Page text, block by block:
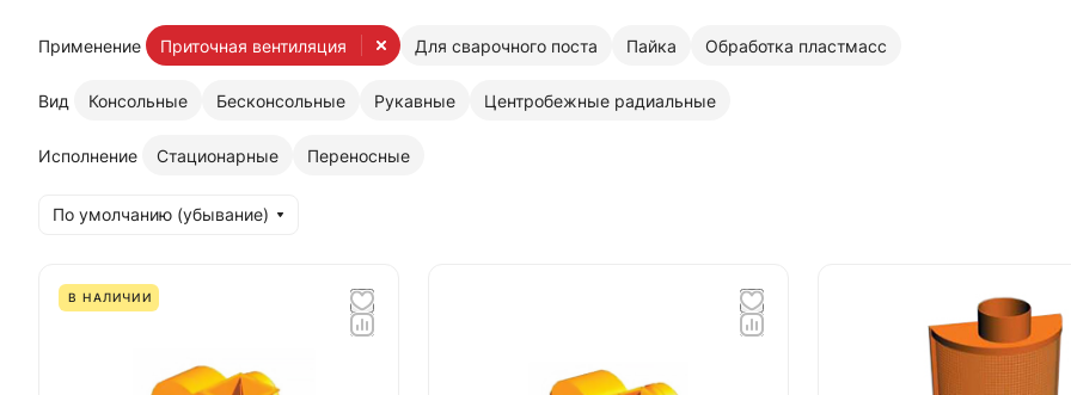
Применение Для сварочного поста Пайка Обработка пластмасс
Приточная вентиляция
Вид Консольные Бесконсольные Рукавные Центробежные радиальные
Исполнение Стационарные Переносные
По умолчанию (убывание)
В НАЛИЧИИ